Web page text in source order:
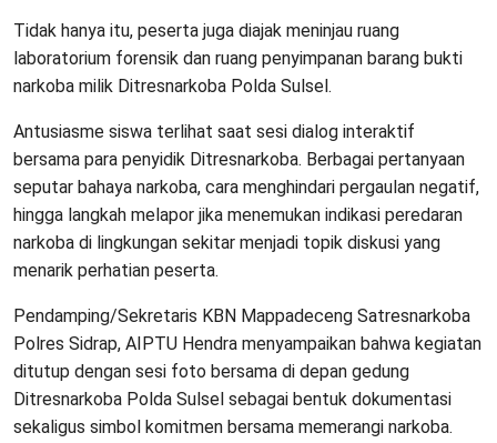
Tidak hanya itu, peserta juga diajak meninjau ruang
laboratorium forensik dan ruang penyimpanan barang bukti
narkoba milik Ditresnarkoba Polda Sulsel.
Antusiasme siswa terlihat saat sesi dialog interaktif
bersama para penyidik Ditresnarkoba. Berbagai pertanyaan
seputar bahaya narkoba, cara menghindari pergaulan negatif,
hingga langkah melapor jika menemukan indikasi peredaran
narkoba di lingkungan sekitar menjadi topik diskusi yang
menarik perhatian peserta.
Pendamping/Sekretaris KBN Mappadeceng Satresnarkoba
Polres Sidrap, AIPTU Hendra menyampaikan bahwa kegiatan
ditutup dengan sesi foto bersama di depan gedung
Ditresnarkoba Polda Sulsel sebagai bentuk dokumentasi
sekaligus simbol komitmen bersama memerangi narkoba.